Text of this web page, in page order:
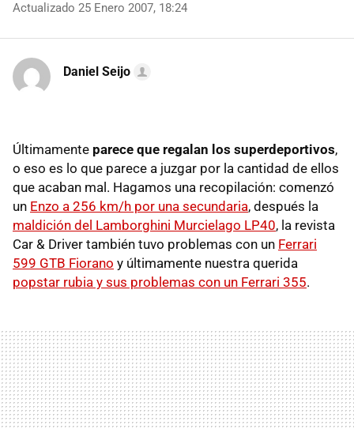
Actualizado 25 Enero 2007, 18:24
Daniel Seijo
Últimamente parece que regalan los superdeportivos,
o eso es lo que parece a juzgar por la cantidad de ellos
que acaban mal. Hagamos una recopilación: comenzó
un Enzo a 256 km/h por una secundaria, después la
maldición del Lamborghini Murcielago LP40, la revista
Car & Driver también tuvo problemas con un Ferrari
599 GTB Fiorano y últimamente nuestra querida
popstar rubia y sus problemas con un Ferrari 355.